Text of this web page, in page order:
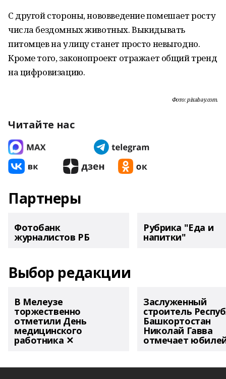
С другой стороны, нововведение помешает росту
числа бездомных животных. Выкидывать
питомцев на улицу станет просто невыгодно.
Кроме того, законопроект отражает общий тренд
на цифровизацию.
Фото: pixabay.com.
Читайте нас
Партнеры
Фотобанк
журналистов РБ
Рубрика "Еда и
напитки"
Выбор редакции
В Мелеузе
торжественно
отметили День
медицинского
работника ✕
Заслуженный
строитель
Башкортостан
Николай Гавва
отмечает